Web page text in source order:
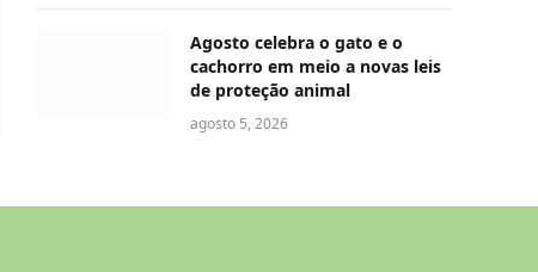
Agosto celebra o gato e o
cachorro em meio a novas leis
de proteção animal
agosto 5, 2026